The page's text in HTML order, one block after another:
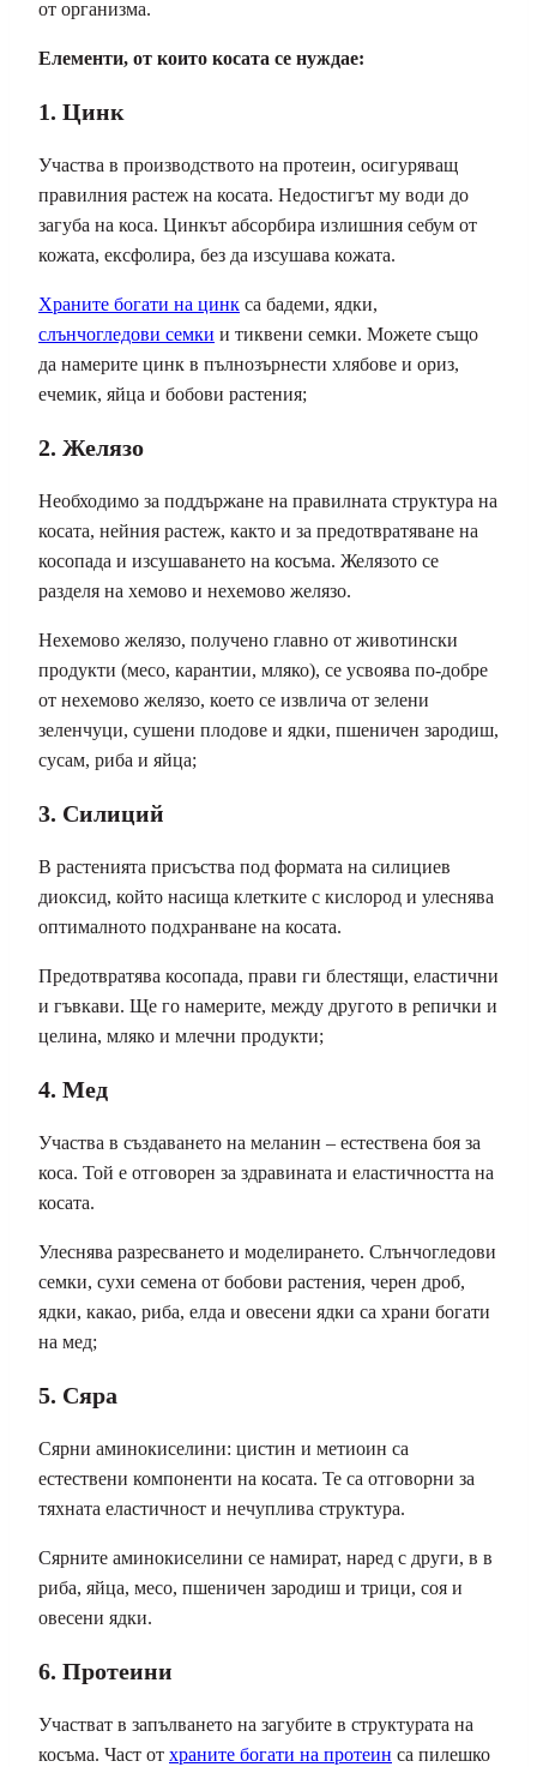
от организма.
Елементи, от които косата се нуждае:
1. Цинк
Участва в производството на протеин, осигуряващ
правилния растеж на косата. Недостигът му води до
загуба на коса. Цинкът абсорбира излишния себум от
кожата, ексфолира, без да изсушава кожата.
Храните богати на цинк са бадеми, ядки,
слънчогледови семки и тиквени семки. Можете също
да намерите цинк в пълнозърнести хлябове и ориз,
ечемик, яйца и бобови растения;
2. Желязо
Необходимо за поддържане на правилната структура на
косата, нейния растеж, както и за предотвратяване на
косопада и изсушаването на косъма. Желязото се
разделя на хемово и нехемово желязо.
Нехемово желязо, получено главно от животински
продукти (месо, карантии, мляко), се усвоява по-добре
от нехемово желязо, което се извлича от зелени
зеленчуци, сушени плодове и ядки, пшеничен зародиш,
сусам, риба и яйца;
3. Силиций
В растенията присъства под формата на силициев
диоксид, който насища клетките с кислород и улеснява
оптималното подхранване на косата.
Предотвратява косопада, прави ги блестящи, еластични
и гъвкави. Ще го намерите, между другото в репички и
целина, мляко и млечни продукти;
4. Мед
Участва в създаването на меланин – естествена боя за
коса. Той е отговорен за здравината и еластичността на
косата.
Улеснява разресването и моделирането. Слънчогледови
семки, сухи семена от бобови растения, черен дроб,
ядки, какао, риба, елда и овесени ядки са храни богати
на мед;
5. Сяра
Сярни аминокиселини: цистин и метиоин са
естествени компоненти на косата. Те са отговорни за
тяхната еластичност и нечуплива структура.
Сярните аминокиселини се намират, наред с други, в в
риба, яйца, месо, пшеничен зародиш и трици, соя и
овесени ядки.
6. Протеини
Участват в запълването на загубите в структурата на
косъма. Част от храните богати на протеин са пилешко